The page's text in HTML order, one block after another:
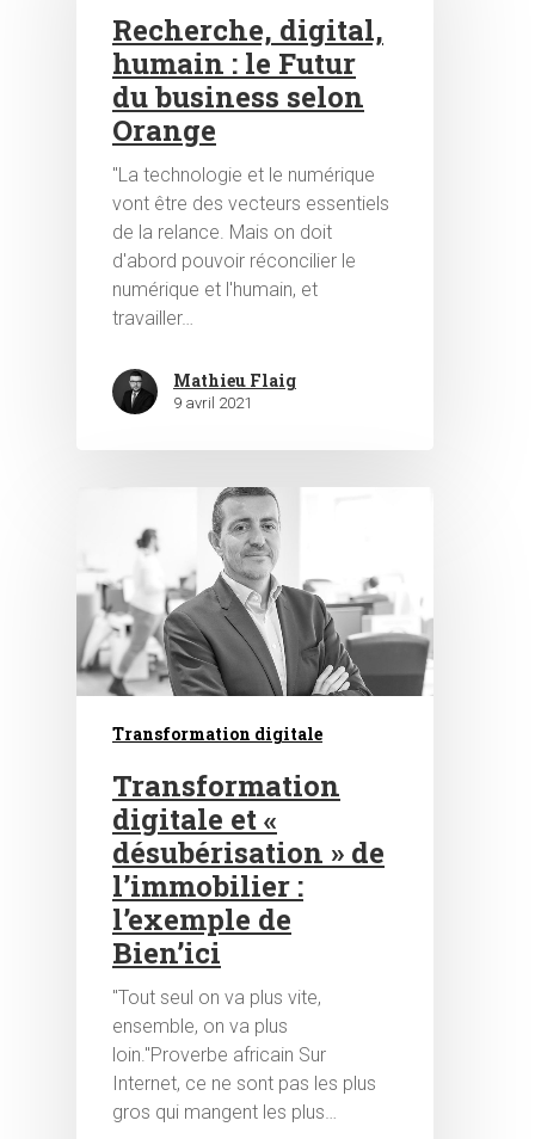
Hit enter to search or ESC to close
Recherche, digital,
humain : le Futur
du business selon
Orange
"La technologie et le numérique
vont être des vecteurs essentiels
de la relance. Mais on doit
d'abord pouvoir réconcilier le
numérique et l'humain, et
travailler…
Mathieu Flaig
9 avril 2021
Transformation digitale
Transformation
digitale et «
désubérisation » de
l’immobilier :
l’exemple de
Bien’ici
"Tout seul on va plus vite,
ensemble, on va plus
loin."Proverbe africain Sur
Internet, ce ne sont pas les plus
gros qui mangent les plus…